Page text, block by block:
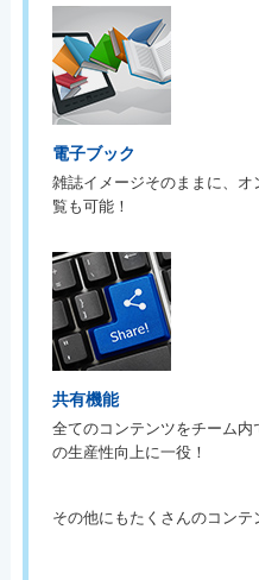
電子ブック
雑誌イメージそのままに、
覧も可能！
共有機能
全てのコンテンツをチーム
の生産性向上に一役！
その他にもたくさんのコンテ